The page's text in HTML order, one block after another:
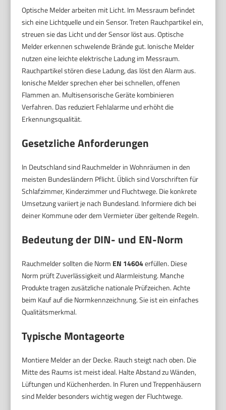
Optische Melder arbeiten mit Licht. Im Messraum befindet
sich eine Lichtquelle und ein Sensor. Treten Rauchpartikel ein,
streuen sie das Licht und der Sensor löst aus. Optische
Melder erkennen schwelende Brände gut. Ionische Melder
nutzen eine leichte elektrische Ladung im Messraum.
Rauchpartikel stören diese Ladung, das löst den Alarm aus.
Ionische Melder sprechen eher bei schnellen, offenen
Flammen an. Multisensorische Geräte kombinieren
Verfahren. Das reduziert Fehlalarme und erhöht die
Erkennungsqualität.
Gesetzliche Anforderungen
In Deutschland sind Rauchmelder in Wohnräumen in den
meisten Bundesländern Pflicht. Üblich sind Vorschriften für
Schlafzimmer, Kinderzimmer und Fluchtwege. Die konkrete
Umsetzung variiert je nach Bundesland. Informiere dich bei
deiner Kommune oder dem Vermieter über geltende Regeln.
Bedeutung der DIN- und EN-Norm
Rauchmelder sollten die Norm EN 14604erfüllen. Diese
Norm prüft Zuverlässigkeit und Alarmleistung. Manche
Produkte tragen zusätzliche nationale Prüfzeichen. Achte
beim Kauf auf die Normkennzeichnung. Sie ist ein einfaches
Qualitätsmerkmal.
Typische Montageorte
Montiere Melder an der Decke. Rauch steigt nach oben. Die
Mitte des Raums ist meist ideal. Halte Abstand zu Wänden,
Lüftungen und Küchenherden. In Fluren und Treppenhäusern
sind Melder besonders wichtig wegen der Fluchtwege.